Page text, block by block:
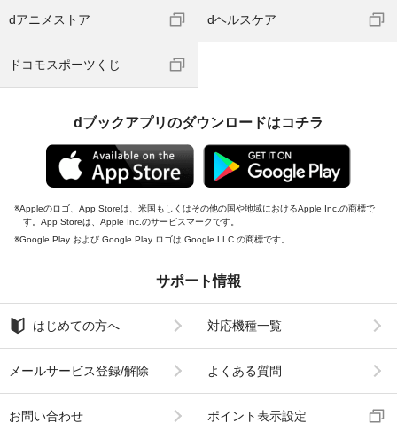
dアニメストア dヘルスケア
ドコモスポーツくじ
dブックアプリのダウンロードはコチラ
Appleのロゴ、App Storeは、米国もしくはその他の国や地域におけるApple Inc.の商標で
す。App Storeは、Apple Inc.のサービスマークです。
Google Play および Google Play ロゴは Google LLC の商標です。
サポート情報
はじめての方へ 対応機種一覧
メールサービス登録/解除 よくある質問
お問い合わせ ポイント表示設定